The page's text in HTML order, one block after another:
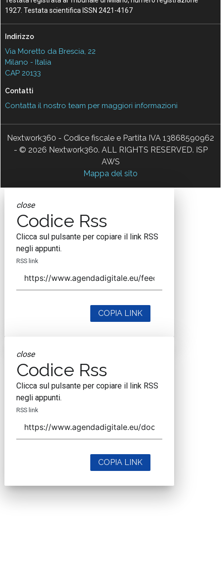
1927. Testata scientifica ISSN 2421-4167
Indirizzo
Via Moretto da Brescia, 22
Milano - Italia
CAP 20133
Contatti
Contatta il nostro team per maggiori informazioni
Nextwork360 - Codice fiscale e Partita IVA 13868590962
- © 2026 Nextwork360. ALL RIGHTS RESERVED. ISP
AWS
Mappa del sito
close
Codice Rss
Clicca sul pulsante per copiare il link RSS
negli appunti.
RSS link
COPIA LINK
close
Codice Rss
Clicca sul pulsante per copiare il link RSS
negli appunti.
RSS link
COPIA LINK